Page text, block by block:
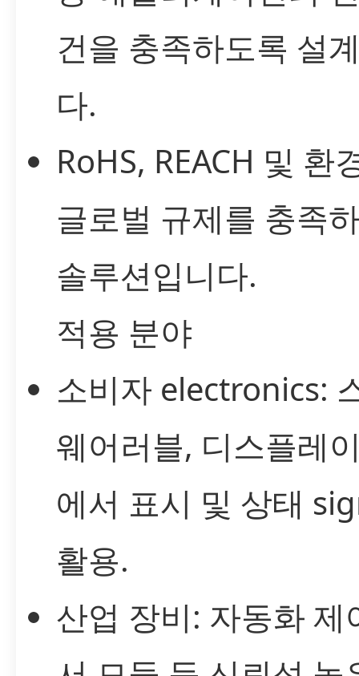
건을 충족하도록 설
다.
RoHS, REACH 및 환
글로벌 규제를 충족
솔루션입니다.
적용 분야
소비자 electronics:
웨어러블, 디스플레
에서 표시 및 상태
활용.
산업 장비: 자동화 제